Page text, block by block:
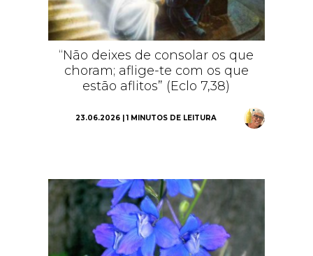
“Não deixes de consolar os que
choram; aflige-te com os que
estão aflitos” (Eclo 7,38)
23.06.2026 | 1 MINUTOS DE LEITURA